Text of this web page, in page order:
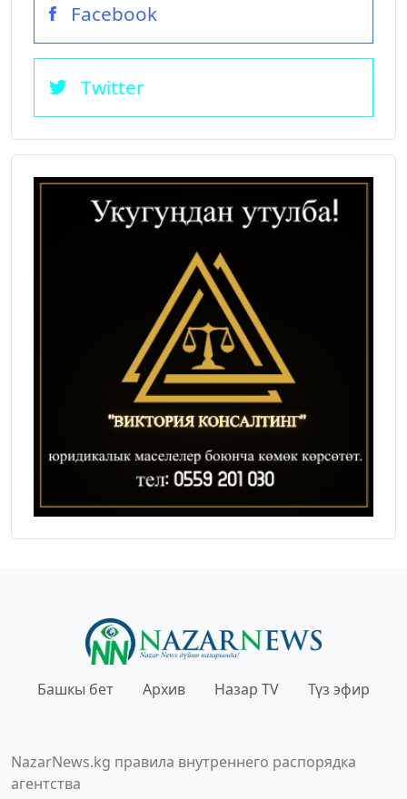
Facebook
Twitter
Башкы бет Архив Назар TV Түз эфир
NazarNews.kg правила внутреннего распорядка
агентства